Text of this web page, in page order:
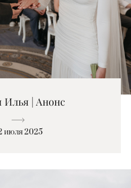
Илья | Анонс
июля 2025